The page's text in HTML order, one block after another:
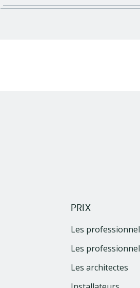
PRIX
Les
Les
Les architectes